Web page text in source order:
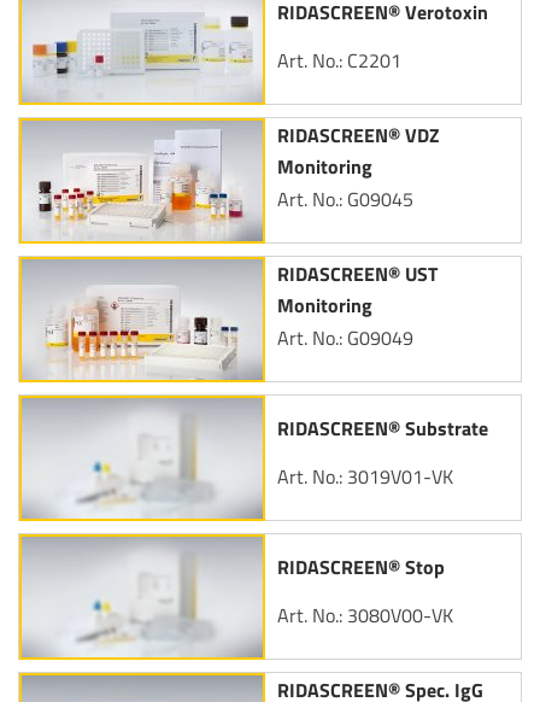
RIDASCREEN® Verotoxin
Art. No.: C2201
RIDASCREEN® VDZ
Monitoring
Art. No.: G09045
RIDASCREEN® UST
Monitoring
Art. No.: G09049
RIDASCREEN® Substrate
Art. No.: 3019V01-VK
RIDASCREEN® Stop
Art. No.: 3080V00-VK
RIDASCREEN® Spec. IgG